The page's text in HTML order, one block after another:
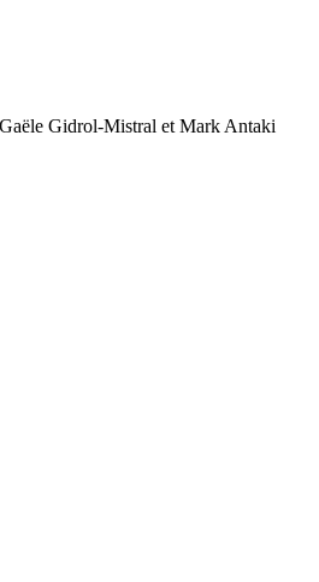
Gidrol-Mistral et Mark Antaki